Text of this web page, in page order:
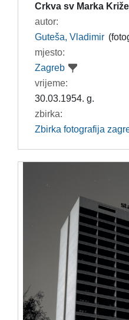
Crkva sv Marka
autor:
Guteša, Vladimir
mjesto:
Zagreb
vrijeme:
30.03.1954. g.
zbirka:
Zbirka fotografija